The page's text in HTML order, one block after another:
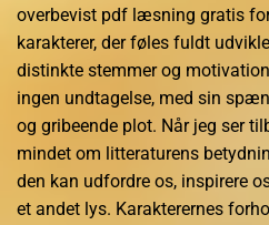
overbevist pdf læsning gratis
karakterer, der føles fuldt
distinkte stemmer og
ingen undtagelse, med sin
og gribeende plot. Når jeg ser
mindet om litteraturens
den kan udfordre os, inspirere
et andet lys. Karakterernes